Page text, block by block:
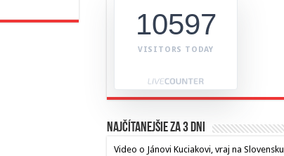
10597
VISITORS TODAY
Najčítanejšie za 3 dni
Video o Jánovi Kuciakovi, vraj na Slovensku